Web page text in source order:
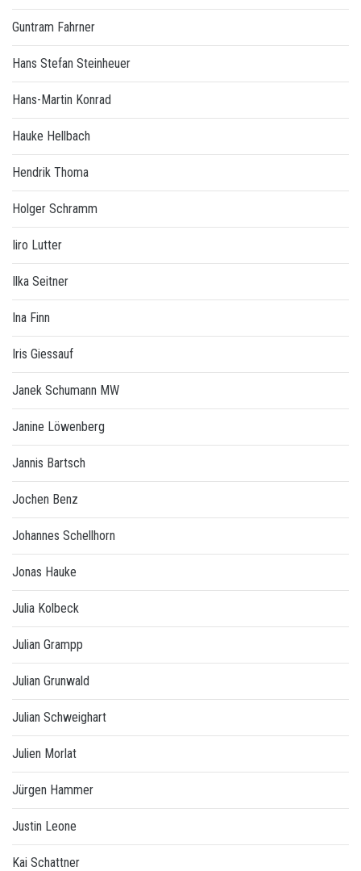
Guntram Fahrner
Hans Stefan Steinheuer
Hans-Martin Konrad
Hauke Hellbach
Hendrik Thoma
Holger Schramm
Iiro Lutter
Ilka Seitner
Ina Finn
Iris Giessauf
Janek Schumann MW
Janine Löwenberg
Jannis Bartsch
Jochen Benz
Johannes Schellhorn
Jonas Hauke
Julia Kolbeck
Julian Grampp
Julian Grunwald
Julian Schweighart
Julien Morlat
Jürgen Hammer
Justin Leone
Kai Schattner